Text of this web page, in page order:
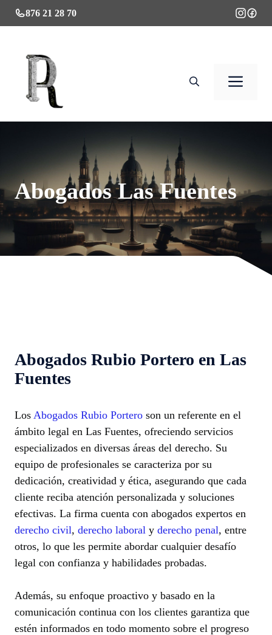
Saltar
al
876 21 28 70
Abogados Las Fuentes
Abogados Rubio Portero en Las
Fuentes
Los Abogados Rubio Portero son un referente en el
ámbito legal en Las Fuentes, ofreciendo servicios
especializados en diversas áreas del derecho. Su
equipo de profesionales se caracteriza por su
dedicación, creatividad y ética, asegurando que cada
cliente reciba atención personalizada y soluciones
efectivas. La firma cuenta con abogados expertos en
derecho civil, derecho laboral y derecho penal, entre
otros, lo que les permite abordar cualquier desafío
legal con confianza y habilidades probadas.
Además, su enfoque proactivo y basado en la
comunicación continua con los clientes garantiza que
estén informados en todo momento sobre el progreso